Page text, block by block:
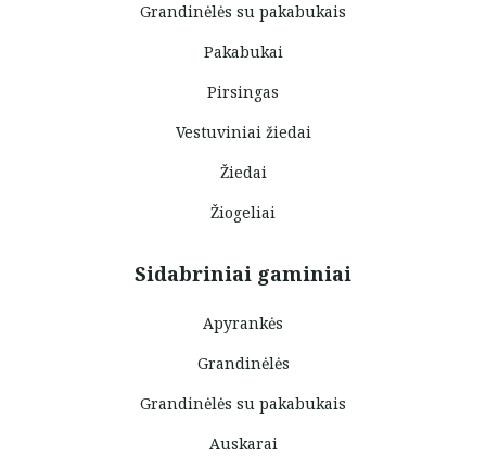
Grandinėlės su pakabukais
Pakabukai
Pirsingas
Vestuviniai žiedai
Žiedai
Žiogeliai
Sidabriniai gaminiai
Apyrankės
Grandinėlės
Grandinėlės su pakabukais
Auskarai